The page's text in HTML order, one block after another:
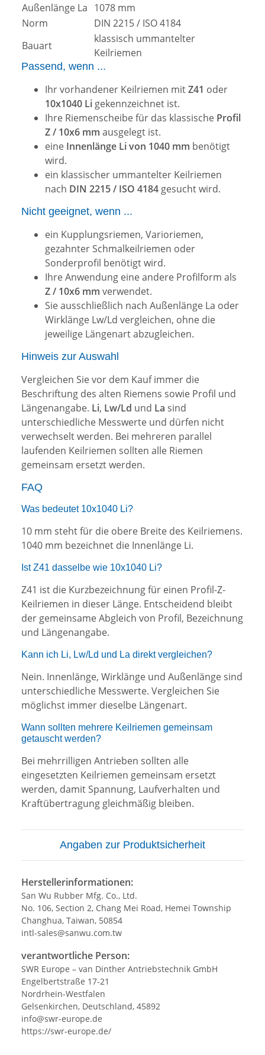
Außenlänge La 1078 mm
Norm
DIN 2215 / ISO 4184
Bauart
klassisch ummantelter
Keilriemen
Passend, wenn ...
Ihr vorhandener Keilriemen mitZ41 oder
10x1040 Li gekennzeichnet ist.
Ihre Riemenscheibe für das klassische Profil
Z / 10x6 mm ausgelegt ist.
eine Innenlänge Li von 1040 mm benötigt
wird.
ein klassischer ummantelter Keilriemen
nach DIN 2215 / ISO 4184 gesucht wird.
Nicht geeignet, wenn ...
ein Kupplungsriemen, Varioriemen,
gezahnter Schmalkeilriemen oder
Sonderprofil benötigt wird.
Ihre Anwendung eine andere Profilform als
Z / 10x6 mm verwendet.
Sie ausschließlich nach Außenlänge La oder
Wirklänge Lw/Ld vergleichen, ohne die
jeweilige Längenart abzugleichen.
Hinweis zur Auswahl
Vergleichen Sie vor dem Kauf immer die
Beschriftung des alten Riemens sowie Profil und
Längenangabe. Li, Lw/Ld und La sind
unterschiedliche Messwerte und dürfen nicht
verwechselt werden. Bei mehreren parallel
laufenden Keilriemen sollten alle Riemen
gemeinsam ersetzt werden.
FAQ
Was bedeutet 10x1040 Li?
10 mm steht für die obere Breite des Keilriemens.
1040 mm bezeichnet die Innenlänge Li.
Ist Z41 dasselbe wie 10x1040 Li?
Z41 ist die Kurzbezeichnung für einen Profil-Z-
Keilriemen in dieser Länge. Entscheidend bleibt
der gemeinsame Abgleich von Profil, Bezeichnung
und Längenangabe.
Kann ich Li, Lw/Ld und La direkt vergleichen?
Nein. Innenlänge, Wirklänge und Außenlänge sind
unterschiedliche Messwerte. Vergleichen Sie
möglichst immer dieselbe Längenart.
Wann sollten mehrere Keilriemen gemeinsam
getauscht werden?
Bei mehrrilligen Antrieben sollten alle
eingesetzten Keilriemen gemeinsam ersetzt
werden, damit Spannung, Laufverhalten und
Kraftübertragung gleichmäßig bleiben.
Angaben zur Produktsicherheit
Herstellerinformationen:
San Wu Rubber Mfg. Co., Ltd.
No. 106, Section 2, Chang Mei Road, Hemei Township
Changhua, Taiwan, 50854
intl-sales@sanwu.com.tw
verantwortliche Person:
SWR Europe – van Dinther Antriebstechnik GmbH
Engelbertstraße 17-21
Nordrhein-Westfalen
Gelsenkirchen, Deutschland, 45892
info@swr-europe.de
https://swr-europe.de/